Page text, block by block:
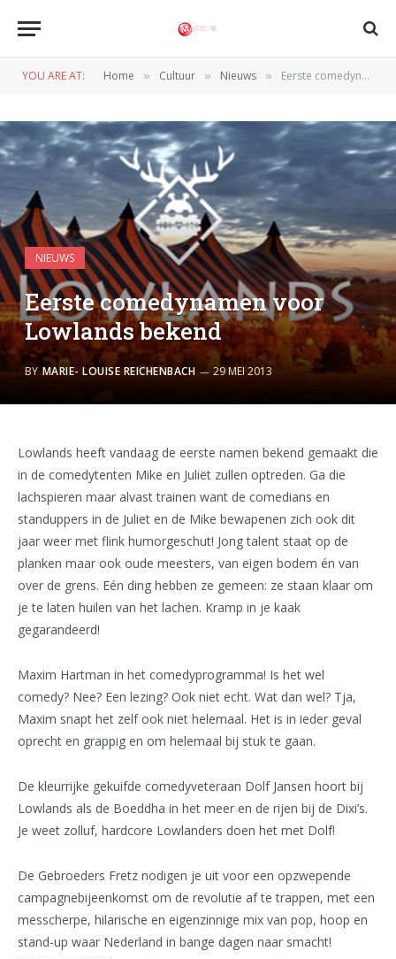
YOU ARE AT: Home » Cultuur » Nieuws » Eerste comedynamen voor Lowlands bekend
NIEUWS
Eerste comedynamen voor
Lowlands bekend
BY MARIE- LOUISE REICHENBACH 29 MEI 2013
Lowlands heeft vandaag de eerste namen bekend gemaakt die
in de comedytenten Mike en Juliët zullen optreden. Ga die
lachspieren maar alvast trainen want de comedians en
standuppers in de Juliet en de Mike bewapenen zich ook dit
jaar weer met flink humorgeschut! Jong talent staat op de
planken maar ook oude meesters, van eigen bodem én van
over de grens. Eén ding hebben ze gemeen: ze staan klaar om
je te laten huilen van het lachen. Kramp in je kaak
gegarandeerd!
Maxim Hartman in het comedyprogramma! Is het wel
comedy? Nee? Een lezing? Ook niet echt. Wat dan wel? Tja,
Maxim snapt het zelf ook niet helemaal. Het is in ieder geval
oprecht en grappig en om helemaal bij stuk te gaan.
De kleurrijke gekuifde comedyveteraan Dolf Jansen hoort bij
Lowlands als de Boeddha in het meer en de rijen bij de Dixi’s.
Je weet zolluf, hardcore Lowlanders doen het met Dolf!
De Gebroeders Fretz nodigen je uit voor een opzwepende
campagnebijeenkomst om de revolutie af te trappen, met een
messcherpe, hilarische en eigenzinnige mix van pop, hoop en
stand-up waar Nederland in bange dagen naar smacht!